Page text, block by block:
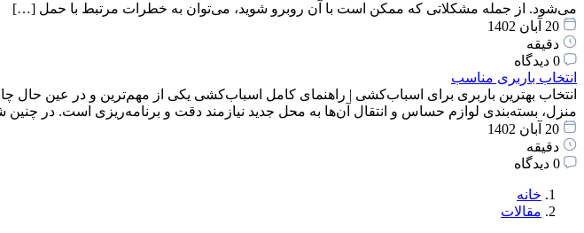
می‌شود. از جمله مشکلاتی که ممکن است با آن روبرو شوید، می‌توان به خطرات مرتبط با حمل […]
20 آبان 1402
دقیقه
0 دیدگاه
انتخاب باربری مناسب
انتخاب بهترین باربری برای اسباب‌کشی | راهنمای کامل اسباب‌کشی یکی از مهم‌ترین و در عین حال
منزل، بسته‌بندی لوازم حساس و انتقال آن‌ها به محل جدید نیازمند دقت و برنامه‌ریزی است. در
20 آبان 1402
دقیقه
0 دیدگاه
خانه
مقالات